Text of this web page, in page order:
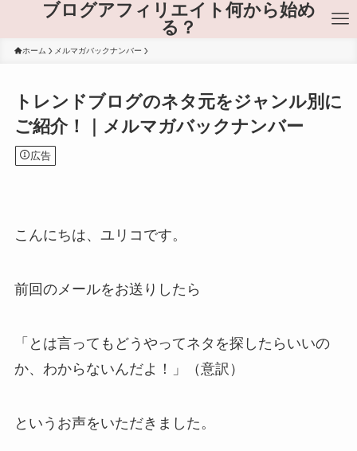
ブログアフィリエイト何から始め
る？
ホーム メルマガバックナンバー
トレンドブログのネタ元をジャンル別に
ご紹介！｜メルマガバックナンバー
広告
こんにちは、ユリコです。
前回のメールをお送りしたら
「とは言ってもどうやってネタを探したらいいの
か、わからないんだよ！」（意訳）
というお声をいただきました。